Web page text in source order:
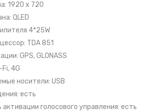
1920 х 720
QLED
4*25W
TDA 851
GPS, GLONASS
4G
носители: USB
есть
голосового управления: есть